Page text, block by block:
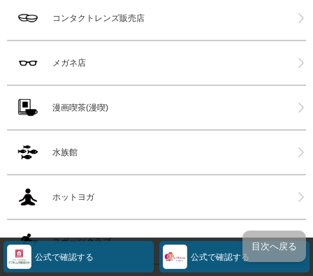
公式で確認する 公式で確認する
コンタクトレンズ販売店
メガネ店
漫画喫茶(漫喫)
水族館
ホットヨガ
スポーツクラブ 目次へ戻る